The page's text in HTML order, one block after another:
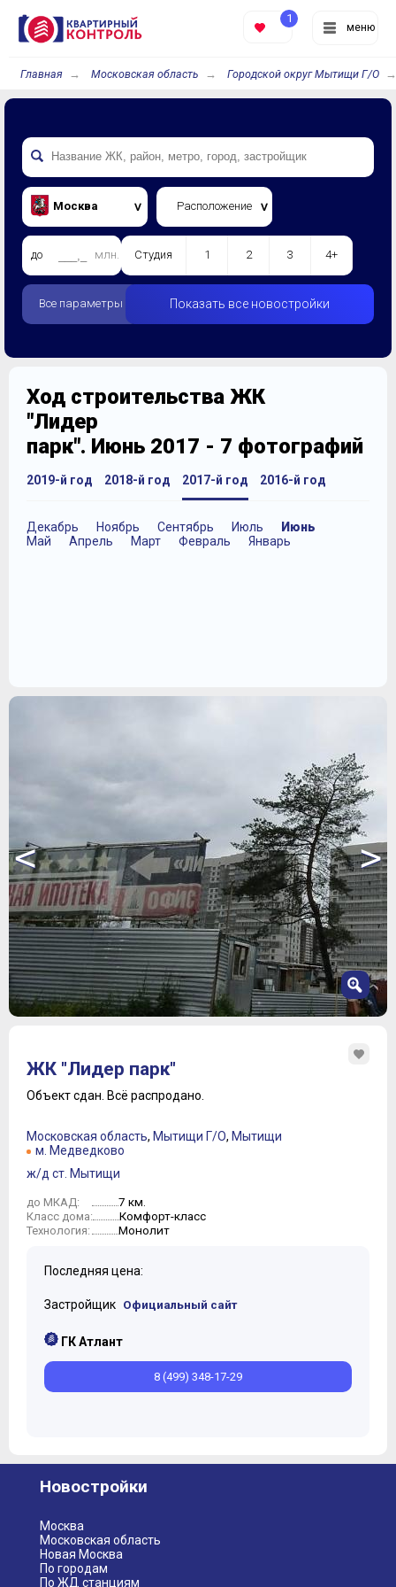
меню
1
Главная Московская область Городской округ Мытищи Г/О
Москва Расположение
до млн. Студия 1 2 3 4+
Все параметры Показать все новостройки
Ход строительства ЖК
"Лидер
парк". Июнь 2017 - 7 фотографий
2019-й год 2018-й год 2017-й год
Декабрь Ноябрь Сентябрь Июль
Июнь
Май
Апрель Март Февраль Январь
2016-й год
< >
3
4
6
7
ЖК "Лидер парк"
Объект сдан. Всё распродано.
Московская область, Мытищи Г/О, Мытищи
м. Медведково
ж/д ст. Мытищи
до МКАД: 7 км.
Класс дома: Комфорт-класс
Технология: Монолит
Последняя цена:
Застройщик Официальный сайт
ГК Атлант
8 (499) 348-17-29
Новостройки
Москва
Московская область
Новая Москва
По городам
По ЖД станциям